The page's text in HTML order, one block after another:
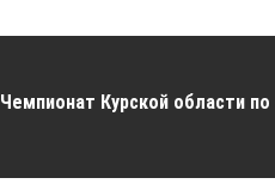
Чемпионат Курской области